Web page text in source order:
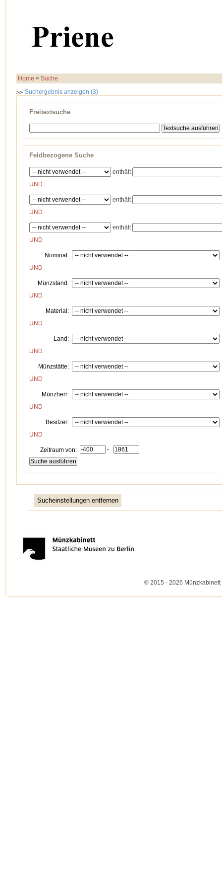
Home > Suche
Suchergebnis anzeigen (3)
Freitextsuche
Feldbezogene Suche
enthält
UND
enthält
UND
enthält
UND
Nominal:
UND
Münzstand:
UND
Material:
UND
Land:
UND
Münzstätte:
UND
Münzherr:
UND
Besitzer:
UND
Zeitraum von: -
Sucheinstellungen entfernen
© 2015 - 2026